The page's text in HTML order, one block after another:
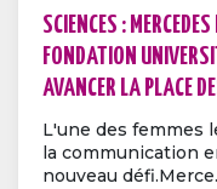
SCIENCES :
FONDATION
AVANCER LA PLACE
L'une des femmes
la communication
nouveau